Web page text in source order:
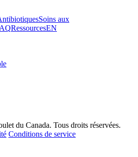
Soins aux
RessourcesEN
du Canada. Tous droits réservées.
Conditions de service